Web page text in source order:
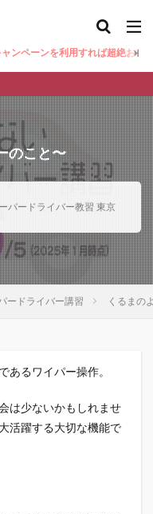
ンペーンを利用すれば超絶お得 ~
のこと〜
パードライバー教習 東京
ードライバー講習 くるまの
あるワイパー操作。
は少ないかもしれませ
活躍する大切な機能で